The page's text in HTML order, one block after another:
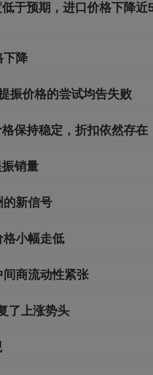
于预期，进口价格下降近
下降
振价格的尝试均告失败
保持稳定，折扣依然存在
销量
的新信号
格小幅走低
商流动性紧张
了上涨势头